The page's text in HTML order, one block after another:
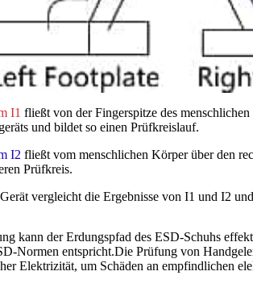
I1 fließt von der Fingerspitze des
und bildet so einen Prüfkreislauf.
I2 fließt vom menschlichen Körper über den
Prüfkreis.
vergleicht die Ergebnisse von I1 und I2
kann der Erdungspfad des ESD-Schuhs
Normen entspricht.Die Prüfung von
Elektrizität, um Schäden an empfindlichen